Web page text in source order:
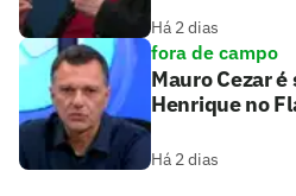
Há 2 dias
fora de campo
Mauro Cezar
Henrique no
Há 2 dias